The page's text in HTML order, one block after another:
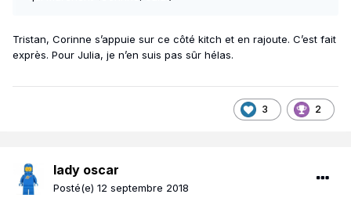
Tristan, Corinne s’appuie sur ce côté kitch et en rajoute. C’est fait
exprès. Pour Julia, je n’en suis pas sûr hélas.
3 2
lady oscar
Posté(e) 12 septembre 2018